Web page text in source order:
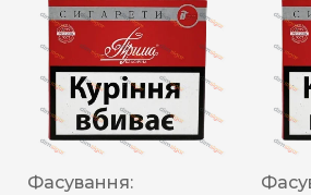
Фасування: